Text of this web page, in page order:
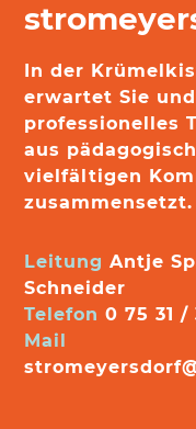
In der
erwartet Sie
professionelles
aus
vielfältigen
zusammensetzt.
Leitung Antje
Schneider
Telefon 0 75 31 /
Mail